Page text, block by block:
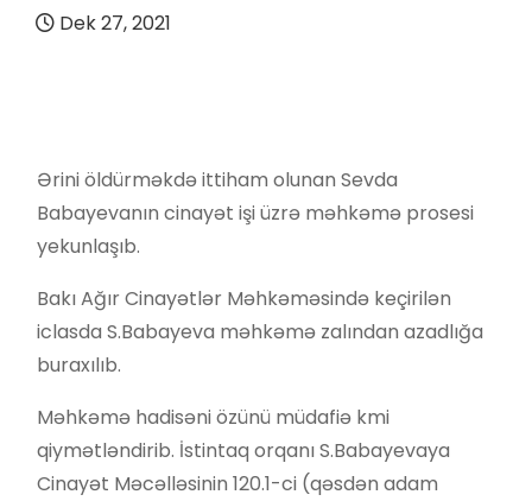
Dek 27, 2021
Ərini öldürməkdə ittiham olunan Sevda
Babayevanın cinayət işi üzrə məhkəmə prosesi
yekunlaşıb.
Bakı Ağır Cinayətlər Məhkəməsində keçirilən
iclasda S.Babayeva məhkəmə zalından azadlığa
buraxılıb.
Məhkəmə hadisəni özünü müdafiə kmi
qiymətləndirib. İstintaq orqanı S.Babayevaya
Cinayət Məcəlləsinin 120.1-ci (qəsdən adam